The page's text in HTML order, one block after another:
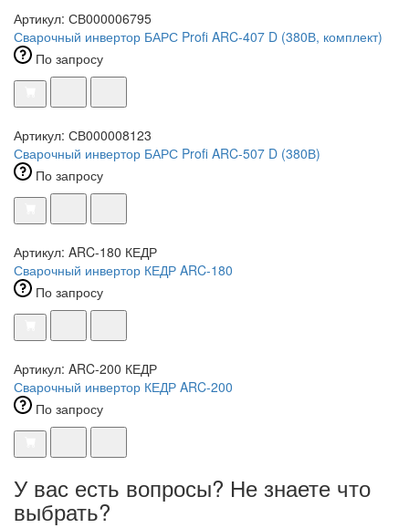
Артикул: СВ000006795
Сварочный инвертор БАРС Profi ARC-407 D (380В, комплект)
По запросу
Артикул: СВ000008123
Сварочный инвертор БАРС Profi ARC-507 D (380В)
По запросу
Артикул: ARC-180 КЕДР
Сварочный инвертор КЕДР ARC-180
По запросу
Артикул: ARC-200 КЕДР
Сварочный инвертор КЕДР ARC-200
По запросу
У вас есть вопросы? Не знаете что
выбрать?